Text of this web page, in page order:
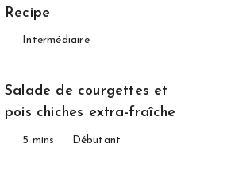
Recipe
Intermédiaire
Salade de courgettes et
pois chiches extra-fraîche
5 mins Débutant